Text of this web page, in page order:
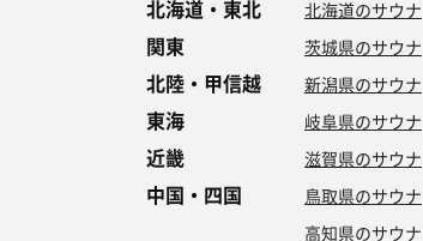
北海道・東北 北海道のサウナ
関東 茨城県のサウナ
北陸・甲信越 新潟県のサウナ
東海 岐阜県のサウナ
近畿 滋賀県のサウナ
中国・四国 鳥取県のサウナ
高知県のサウナ